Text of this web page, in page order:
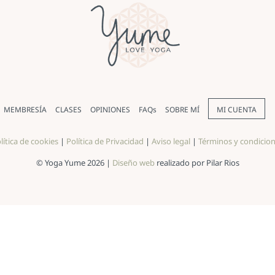
MEMBRESÍA CLASES OPINIONES FAQs SOBRE MÍ MI CUENTA
de cookies | Política de Privacidad | Aviso legal | Términos y
© Yoga Yume 2026 | Diseño webrealizado por Pilar Rios